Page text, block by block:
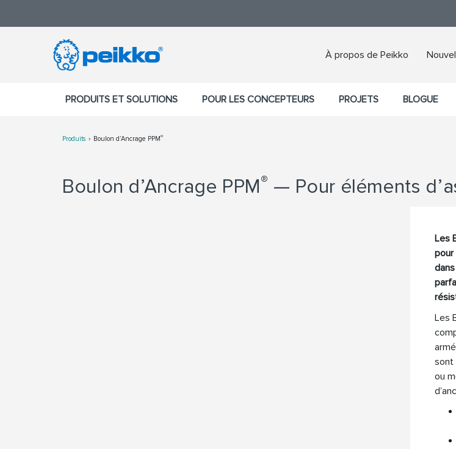
À propos de Peikko
PRODUITS ET SOLUTIONS POUR LES CONCEPTEURS PROJETS BLOGUE
Produits Boulon d’Ancrage PPM®
Boulon d’Ancrage PPM® — Pour éléments
Les
pour
Les
sont
ou